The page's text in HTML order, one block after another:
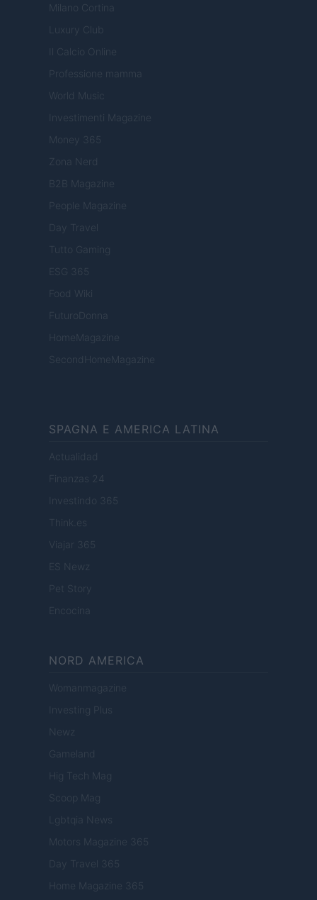
Milano Cortina
Luxury Club
Il Calcio Online
Professione mamma
World Music
Investimenti Magazine
Money 365
Zona Nerd
B2B Magazine
People Magazine
Day Travel
Tutto Gaming
ESG 365
Food Wiki
FuturoDonna
HomeMagazine
SecondHomeMagazine
SPAGNA E AMERICA LATINA
Actualidad
Finanzas 24
Investindo 365
Think.es
Viajar 365
ES Newz
Pet Story
Encocina
NORD AMERICA
Womanmagazine
Investing Plus
Newz
Gameland
Hig Tech Mag
Scoop Mag
Lgbtqia News
Motors Magazine 365
Day Travel 365
Home Magazine 365